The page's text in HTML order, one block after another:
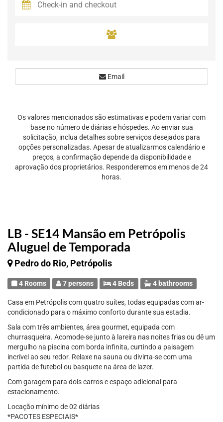
LB - SE14 Mansão em Petrópolis
Aluguel de Temporada
Pedro do Rio, Petrópolis
4 Rooms 7 persons 4 Beds 4 bathrooms
Casa em Petrópolis com quatro suítes, todas equipadas com ar-
condicionado para o máximo conforto durante sua estadia.
Sala com três ambientes, área gourmet, equipada com
churrasqueira. Acomode-se junto à lareira nas noites frias ou dê um
mergulho na piscina com borda infinita, curtindo a paisagem
incrível ao seu redor. Relaxe na sauna ou divirta-se com uma
partida de futebol ou basquete na área de lazer.
Com garagem para dois carros e espaço adicional para
estacionamento.
Locação mínimo de 02 diárias
*PACOTES ESPECIAIS*
Email
Os valores mencionados são estimativas e podem variar com
base no número de diárias e hóspedes. Ao enviar sua
solicitação, inclua detalhes sobre serviços desejados para
opções personalizadas. Apesar de atualizarmos calendário e
preços, a confirmação depende da disponibilidade e
aprovação dos proprietários. Responderemos em menos de 24
horas.